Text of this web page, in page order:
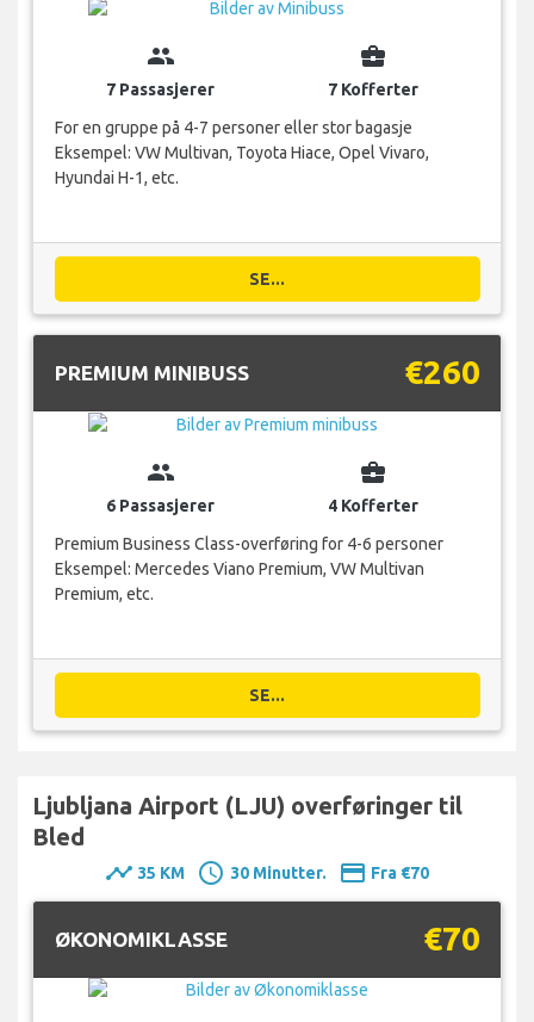
group
7 Passasjerer
business_center
7 Kofferter
For en gruppe på 4-7 personer eller stor bagasje
Eksempel: VW Multivan, Toyota Hiace, Opel Vivaro,
Hyundai H-1, etc.
SE...
PREMIUM MINIBUSS €260
group
6 Passasjerer
business_center
4 Kofferter
Premium Business Class-overføring for 4-6 personer
Eksempel: Mercedes Viano Premium, VW Multivan
Premium, etc.
SE...
Ljubljana Airport (LJU) overføringer til
Bled
timeline 35 KM schedule 30 Minutter. payment Fra €70
ØKONOMIKLASSE €70